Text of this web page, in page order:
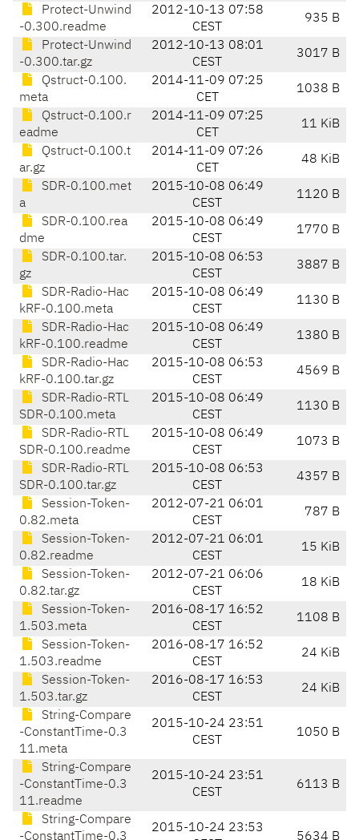
Protect-Unwind
-0.300.readme
2012-10-13 07:58
CEST
935 B
Protect-Unwind
-0.300.tar.gz
2012-10-13 08:01
CEST
3017 B
Qstruct-0.100.
meta
2014-11-09 07:25
CET
1038 B
Qstruct-0.100.r
eadme
2014-11-09 07:25
CET
11 KiB
Qstruct-0.100.t
ar.gz
2014-11-09 07:26
CET
48 KiB
SDR-0.100.met
a
2015-10-08 06:49
CEST
1120 B
SDR-0.100.rea
dme
2015-10-08 06:49
CEST
1770 B
SDR-0.100.tar.
gz
2015-10-08 06:53
CEST
3887 B
SDR-Radio-Hac
kRF-0.100.meta
2015-10-08 06:49
CEST
1130 B
SDR-Radio-Hac
kRF-0.100.readme
2015-10-08 06:49
CEST
1380 B
SDR-Radio-Hac
kRF-0.100.tar.gz
2015-10-08 06:53
CEST
4569 B
SDR-Radio-RTL
SDR-0.100.meta
2015-10-08 06:49
CEST
1130 B
SDR-Radio-RTL
SDR-0.100.readme
2015-10-08 06:49
CEST
1073 B
SDR-Radio-RTL
SDR-0.100.tar.gz
2015-10-08 06:53
CEST
4357 B
Session-Token-
0.82.meta
2012-07-21 06:01
CEST
787 B
Session-Token-
0.82.readme
2012-07-21 06:01
CEST
15 KiB
Session-Token-
0.82.tar.gz
2012-07-21 06:06
CEST
18 KiB
Session-Token-
1.503.meta
2016-08-17 16:52
CEST
1108 B
Session-Token-
1.503.readme
2016-08-17 16:52
CEST
24 KiB
Session-Token-
1.503.tar.gz
2016-08-17 16:53
CEST
24 KiB
String-Compare
-ConstantTime-0.3
11.meta
2015-10-24 23:51
CEST
1050 B
String-Compare
-ConstantTime-0.3
11.readme
2015-10-24 23:51
CEST
6113 B
String-Compare
-ConstantTime-0.3
2015-10-24 23:53
5634 B